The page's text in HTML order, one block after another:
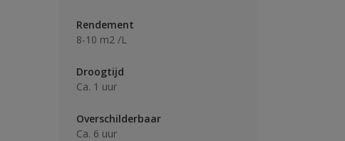
Rendement
8-10 m2 /L
Droogtijd
Ca. 1 uur
Overschilderbaar
Ca. 6 uur